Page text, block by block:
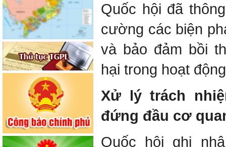
Quốc hội đã
cường các biện
và bảo đảm bồi
hại trong hoạt
Xử lý trách
đứng đầu cơ
Quốc hội ghi